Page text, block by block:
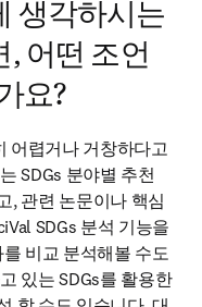
생각하시는
어떤 조언
요?
어렵거나 거창하다고
SDGs 분야별 추천
, 관련 논문이나 핵심
SDGs 분석 기능을
비교 분석해볼 수도
있는 SDGs를 활용한